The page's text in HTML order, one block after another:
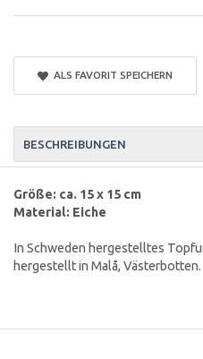
ALS FAVORIT SPEICHERN
BESCHREIBUNGEN
Größe: ca. 15 x 15 cm
Material: Eiche
In Schweden hergestelltes
hergestellt in Malå, Västerbotten.